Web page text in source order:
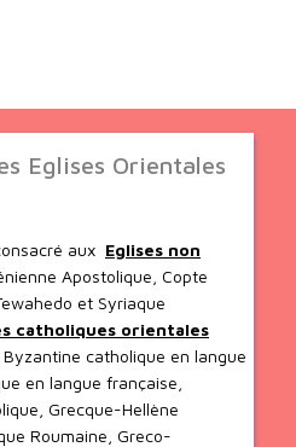
Eglises Orientales
aux Eglises non
Apostolique, Copte
et Syriaque
catholiques orientales
catholique en langue
en langue française,
Grecque-Hellène
Roumaine, Greco-